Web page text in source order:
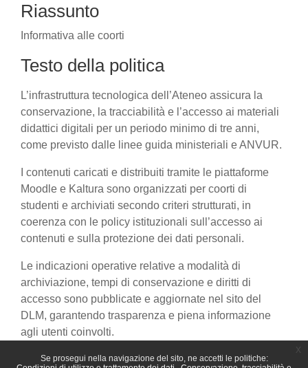
Se prosegui nella navigazione del sito, ne accetti le politiche:
Riassunto
Informativa alle coorti
Testo della politica
L’infrastruttura tecnologica dell’Ateneo assicura la
conservazione, la tracciabilità e l’accesso ai materiali
didattici digitali per un periodo minimo di tre anni,
come previsto dalle linee guida ministeriali e ANVUR.
I contenuti caricati e distribuiti tramite le piattaforme
Moodle e Kaltura sono organizzati per coorti di
studenti e archiviati secondo criteri strutturati, in
coerenza con le policy istituzionali sull’accesso ai
contenuti e sulla protezione dei dati personali.
Le indicazioni operative relative a modalità di
archiviazione, tempi di conservazione e diritti di
accesso sono pubblicate e aggiornate nel sito del
DLM, garantendo trasparenza e piena informazione
agli utenti coinvolti.